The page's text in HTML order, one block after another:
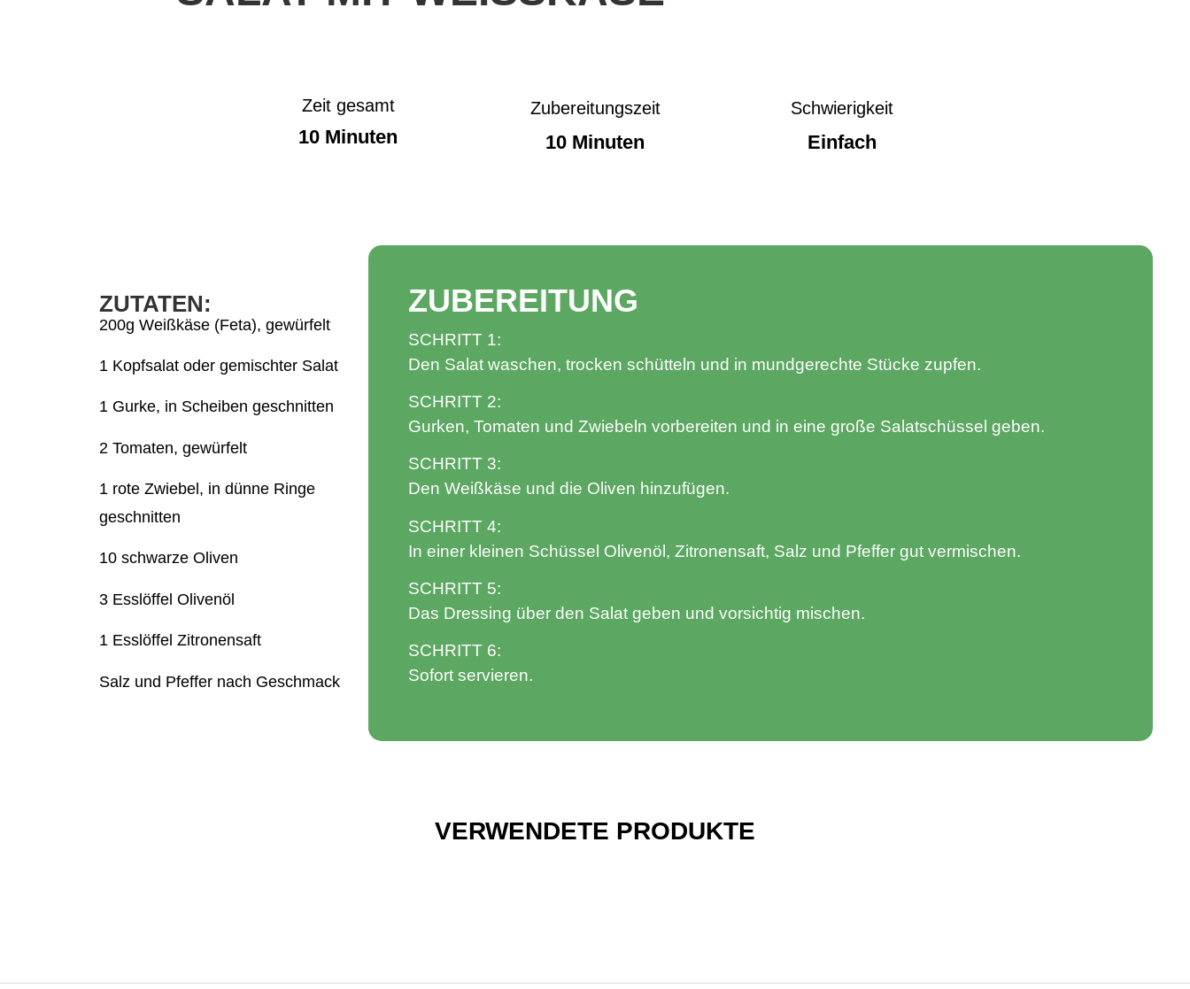
Zeit gesamt
10 Minuten
Zubereitungszeit
10 Minuten
Schwierigkeit
Einfach
ZUTATEN:
200g Weißkäse (Feta), gewürfelt
1 Kopfsalat oder gemischter Salat
1 Gurke, in Scheiben geschnitten
2 Tomaten, gewürfelt
1 rote Zwiebel, in dünne Ringe
geschnitten
10 schwarze Oliven
3 Esslöffel Olivenöl
1 Esslöffel Zitronensaft
Salz und Pfeffer nach Geschmack
ZUBEREITUNG
SCHRITT 1:
Den Salat waschen, trocken schütteln und in mundgerechte Stücke zupfen.
SCHRITT 2:
Gurken, Tomaten und Zwiebeln vorbereiten und in eine große Salatschüssel geben.
SCHRITT 3:
Den Weißkäse und die Oliven hinzufügen.
SCHRITT 4:
In einer kleinen Schüssel Olivenöl, Zitronensaft, Salz und Pfeffer gut vermischen.
SCHRITT 5:
Das Dressing über den Salat geben und vorsichtig mischen.
SCHRITT 6:
Sofort servieren.
VERWENDETE PRODUKTE